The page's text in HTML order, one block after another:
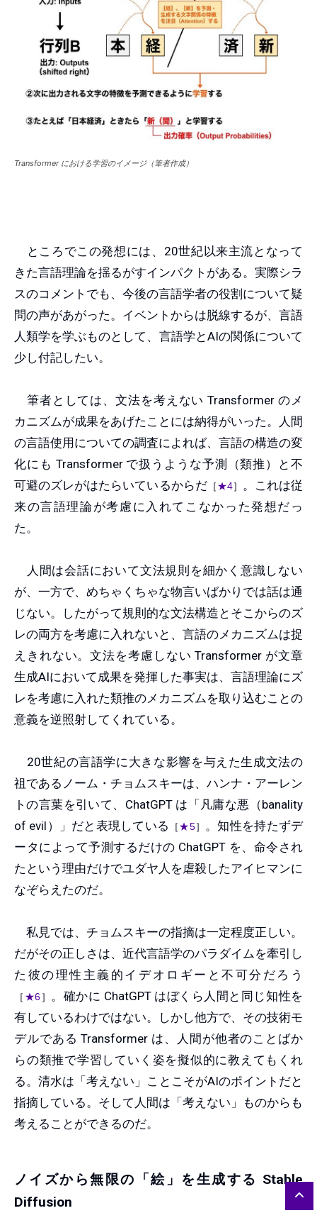
Transformer における学習のイメージ（筆者作成）
ところでこの発想には、20世紀以来主流となって
きた言語理論を揺るがすインパクトがある。実際シラ
スのコメントでも、今後の言語学者の役割について疑
問の声があがった。イベントからは脱線するが、言語
人類学を学ぶものとして、言語学とAIの関係について
少し付記したい。
筆者としては、文法を考えない Transformer のメ
カニズムが成果をあげたことには納得がいった。人間
の言語使用についての調査によれば、言語の構造の変
化にも Transformer で扱うような予測（類推）と不
可避のズレがはたらいているからだ ［ ★4］
。これは従
来の言語理論が考慮に入れてこなかった発想だっ
た。
人間は会話において文法規則を細かく意識しない
が、一方で、めちゃくちゃな物言いばかりでは話は通
じない。したがって規則的な文法構造とそこからのズ
レの両方を考慮に入れないと、言語のメカニズムは捉
えきれない。文法を考慮しない Transformer が文章
生成AIにおいて成果を発揮した事実は、言語理論にズ
レを考慮に入れた類推のメカニズムを取り込むことの
意義を逆照射してくれている。
20世紀の言語学に大きな影響を与えた生成文法の
祖であるノーム・チョムスキーは、ハンナ・アーレン
トの言葉を引いて、ChatGPT は「凡庸な悪（banality
of evil）」だと表現している
［ ★5］
。知性を持たずデ
ータによって予測するだけの ChatGPT を、命令され
たという理由だけでユダヤ人を虐殺したアイヒマンに
なぞらえたのだ。
私見では、チョムスキーの指摘は一定程度正しい。
だがその正しさは、近代言語学のパラダイムを牽引し
た彼の理性主義的イデオロギーと不可分だろう
［ ★6 ］
。確かに ChatGPT はぼくら人間と同じ知性を
有しているわけではない。しかし他方で、その技術モ
デルである Transformer は、人間が他者のことばか
らの類推で学習していく姿を擬似的に教えてもくれ
る。清水は「考えない」ことこそがAIのポイントだと
指摘している。そして人間は「考えない」ものからも
考えることができるのだ。
ノイズから無限の「絵」を生成する Stable
Diffusion